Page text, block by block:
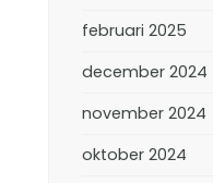
februari 2025
december 2024
november 2024
oktober 2024